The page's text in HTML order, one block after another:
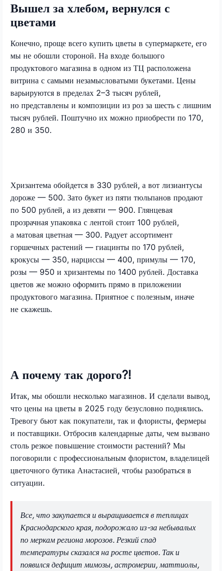
Вышел за хлебом, вернулся с
цветами
Конечно, проще всего купить цветы в супермаркете, его
мы не обошли стороной. На входе большого
продуктового магазина в одном из ТЦ расположена
витрина с самыми незамысловатыми букетами. Цены
варьируются в пределах 2–3 тысяч рублей,
но представлены и композиции из роз за шесть с лишним
тысяч рублей. Поштучно их можно приобрести по 170,
280 и 350.
Хризантема обойдется в 330 рублей, а вот лизиантусы
дороже — 500. Зато букет из пяти тюльпанов продают
по 500 рублей, а из девяти — 900. Глянцевая
прозрачная упаковка с лентой стоит 100 рублей,
а матовая цветная — 300. Радует ассортимент
горшечных растений — гиацинты по 170 рублей,
крокусы — 350, нарциссы — 400, примулы — 170,
розы — 950 и хризантемы по 1400 рублей. Доставка
цветов же можно оформить прямо в приложении
продуктового магазина. Приятное с полезным, иначе
не скажешь.
А почему так дорого?!
Итак, мы обошли несколько магазинов. И сделали вывод,
что цены на цветы в 2025 году безусловно поднялись.
Тревогу бьют как покупатели, так и флористы, фермеры
и поставщики. Отбросив календарные даты, чем вызвано
столь резкое повышение стоимости растений? Мы
поговорили с профессиональным флористом, владелицей
цветочного бутика Анастасией, чтобы разобраться в
ситуации.
Все, что закупается и выращивается в теплицах
Краснодарского края, подорожало из-за небывалых
по меркам региона морозов. Резкий спад
температуры сказался на росте цветов. Так и
появился дефицит мимозы, астромерии, маттиолы,